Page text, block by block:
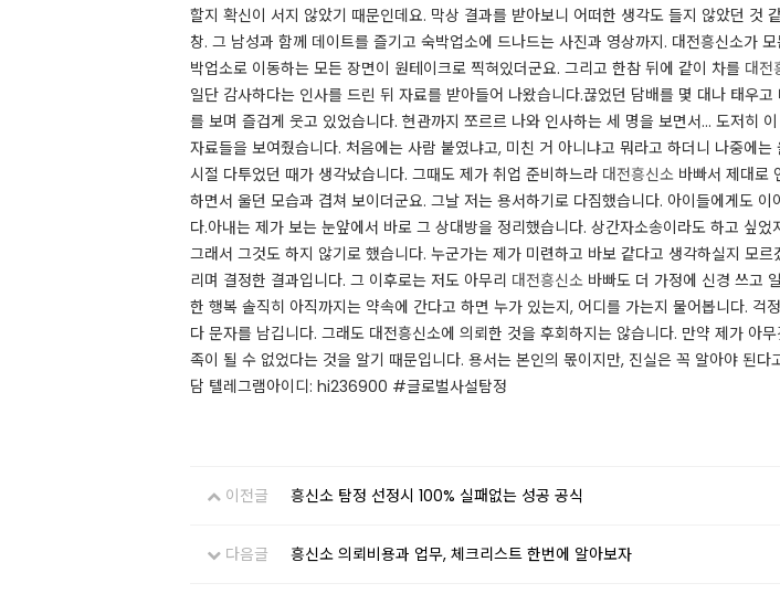
할지 확신이 서지 않았기 때문인데요. 막상 결과를 받아보니 어떠한 생각도 들지 않았던 것
창. 그 남성과 함께 데이트를 즐기고 숙박업소에 드나드는 사진과 영상까지. 대전흥신소가
박업소로 이동하는 모든 장면이 원테이크로 찍혀있더군요. 그리고 한참 뒤에 같이 차를 대전
일단 감사하다는 인사를 드린 뒤 자료를 받아들어 나왔습니다. ​끊었던 담배를 몇 대나 태우
를 보며 즐겁게 웃고 있었습니다. 현관까지 쪼르르 나와 인사하는 세 명을 보면서... 도저히
자료들을 보여줬습니다. 처음에는 사람 붙였냐고, 미친 거 아니냐고 뭐라고 하더니 나중에
시절 다투었던 때가 생각났습니다. 그때도 제가 취업 준비하느라 대전흥신소 바빠서 제대로
하면서 울던 모습과 겹쳐 보이더군요. 그날 저는 용서하기로 다짐했습니다. 아이들에게도
다. ​아내는 제가 보는 눈앞에서 바로 그 상대방을 정리했습니다. 상간자소송이라도 하고 싶
그래서 그것도 하지 않기로 했습니다. 누군가는 제가 미련하고 바보 같다고 생각하실지 모
리며 결정한 결과입니다. 그 이후로는 저도 아무리 대전흥신소 바빠도 더 가정에 신경 쓰고
한 행복 솔직히 아직까지는 약속에 간다고 하면 누가 있는지, 어디를 가는지 물어봅니다.
다 문자를 남깁니다. 그래도 대전흥신소에 의뢰한 것을 후회하지는 않습니다. 만약 제가
족이 될 수 없었다는 것을 알기 때문입니다. 용서는 본인의 몫이지만, 진실은 꼭 알아야 된
담 텔레그램아이디: hi236900 #글로벌사설탐정 ​
이전글 흥신소 탐정 선정시 100% 실패없는 성공 공식
다음글 흥신소 의뢰비용과 업무, 체크리스트 한번에 알아보자